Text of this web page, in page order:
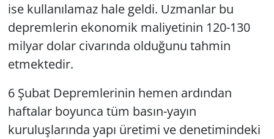
ise kullanılamaz hale geldi. Uzmanlar bu
depremlerin ekonomik maliyetinin 120-130
milyar dolar civarında olduğunu tahmin
etmektedir.
6 Şubat Depremlerinin hemen ardından
haftalar boyunca tüm basın-yayın
kuruluşlarında yapı üretimi ve denetimindeki